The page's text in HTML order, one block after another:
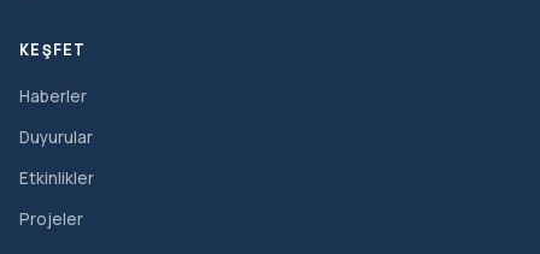
KEŞFET
Haberler
Duyurular
Etkinlikler
Projeler